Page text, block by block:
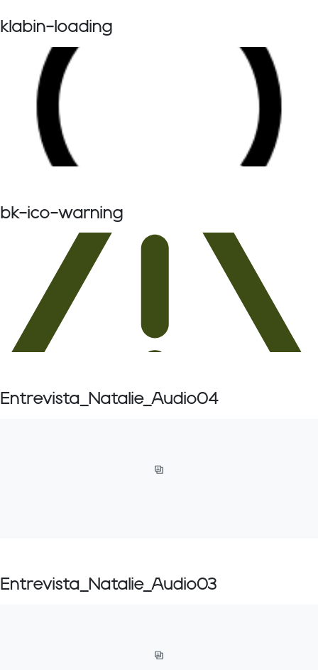
klabin-loading
bk-ico-warning
Entrevista_Natalie_Audio04
Entrevista_Natalie_Audio03